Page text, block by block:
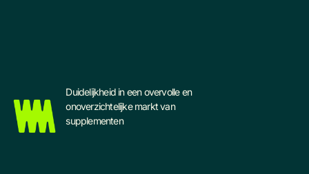
Duidelijkheid in een overvolle en
onoverzichtelijke markt van
supplementen